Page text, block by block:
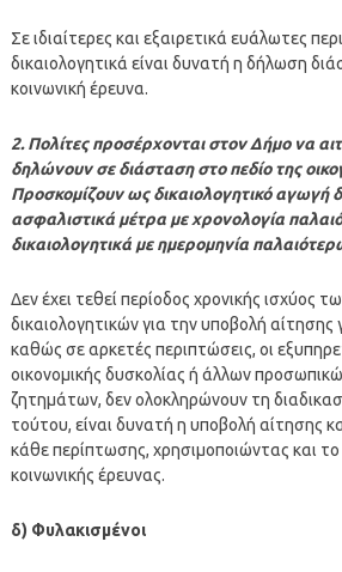
Σε ιδιαίτερες και εξαιρετικά ευάλωτες
δικαιολογητικά είναι δυνατή η δήλωση
κοινωνική έρευνα.
2. Πολίτες προσέρχονται στον Δήμο να
δηλώνουν σε διάσταση στο πεδίο της
Προσκομίζουν ως δικαιολογητικό αγωγή
ασφαλιστικά μέτρα με χρονολογία
δικαιολογητικά με ημερομηνία
Δεν έχει τεθεί περίοδος χρονικής ισχύος
δικαιολογητικών για την υποβολή
καθώς σε αρκετές περιπτώσεις, οι
οικονομικής δυσκολίας ή άλλων
ζητημάτων, δεν ολοκληρώνουν τη
τούτου, είναι δυνατή η υποβολή αίτησης
κάθε περίπτωσης, χρησιμοποιώντας και το
κοινωνικής έρευνας.
δ) Φυλακισμένοι